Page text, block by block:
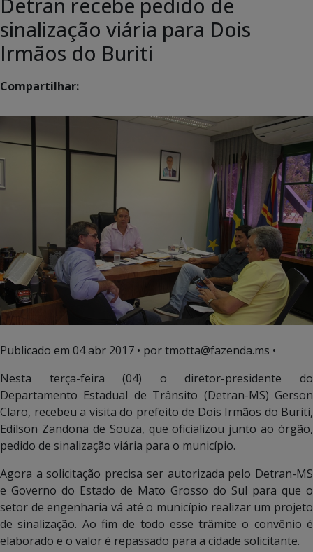
sinalização viária para Dois
Irmãos do Buriti
Compartilhar:
Publicado em 04 abr 2017 • por tmotta@fazenda.ms •
Nesta terça-feira (04) o diretor-presidente do
Departamento Estadual de Trânsito (Detran-MS) Gerson
Claro, recebeu a visita do prefeito de Dois Irmãos do Buriti,
Edilson Zandona de Souza, que oficializou junto ao órgão,
pedido de sinalização viária para o município.
Agora a solicitação precisa ser autorizada pelo Detran-MS
e Governo do Estado de Mato Grosso do Sul para que o
setor de engenharia vá até o município realizar um projeto
de sinalização. Ao fim de todo esse trâmite o convênio é
elaborado e o valor é repassado para a cidade solicitante.